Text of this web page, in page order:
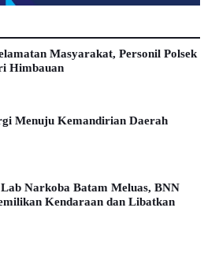
Masyarakat, Personil Polsek
Himbauan
Menuju Kemandirian Daerah
Narkoba Batam Meluas, BNN
Kendaraan dan Libatkan